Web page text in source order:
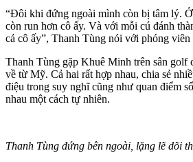
“Đôi khi đứng ngoài mình còn bị tâm lý.
còn run hơn cô ấy. Và với mỗi cú đánh
cả cô ấy”, Thanh Tùng nói với phóng viên
Thanh Tùng gặp Khuê Minh trên sân golf
về từ Mỹ. Cả hai rất hợp nhau, chia sẻ
điệu trong suy nghĩ cũng như quan điểm
nhau một cách tự nhiên.
Thanh Tùng đứng bên ngoài, lặng lẽ dõi